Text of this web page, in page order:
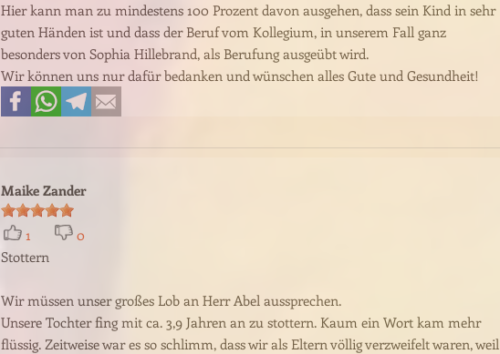
Hier kann man zu mindestens 100 Prozent davon ausgehen, dass sein Kind in sehr
guten Händen ist und dass der Beruf vom Kollegium, in unserem Fall ganz
besonders von Sophia Hillebrand, als Berufung ausgeübt wird.
Wir können uns nur dafür bedanken und wünschen alles Gute und Gesundheit!
Maike Zander
1
0
Stottern
Wir müssen unser großes Lob an Herr Abel aussprechen.
Unsere Tochter fing mit ca. 3,9 Jahren an zu stottern. Kaum ein Wort kam mehr
flüssig. Zeitweise war es so schlimm, dass wir als Eltern völlig verzweifelt waren, weil